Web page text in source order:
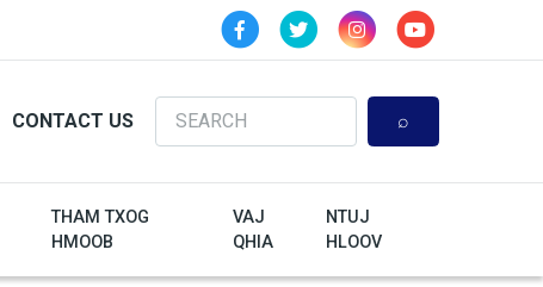
CONTACT US
Search
THAM TXOG
HMOOB
VAJ
QHIA
NTUJ
HLOOV